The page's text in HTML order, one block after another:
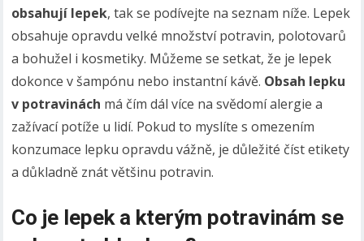
obsahují lepek, tak se podívejte na seznam níže. Lepek
obsahuje opravdu velké množství potravin, polotovarů
a bohužel i kosmetiky. Můžeme se setkat, že je lepek
dokonce v šampónu nebo instantní kávě. Obsah lepku
v potravinách má čím dál více na svědomí alergie a
zažívací potíže u lidí. Pokud to myslíte s omezením
konzumace lepku opravdu vážně, je důležité číst etikety
a důkladně znát většinu potravin.
Co je lepek a kterým potravinám se